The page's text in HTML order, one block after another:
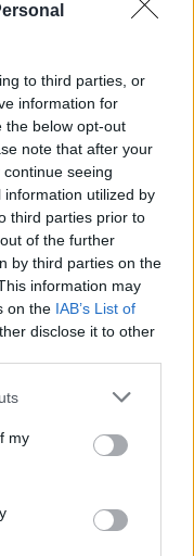
to third parties, or
information for
the below opt-out
note that after your
seeing
utilized by
third parties prior to
of the further
by third parties on the
information may
on the IAB’s List of
disclose it to other
my
πιο κοντά